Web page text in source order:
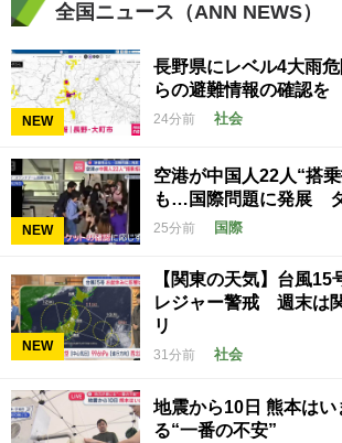
全国ニュース（ANN NEWS）
NEW
長野県にレベル4大雨
らの避難情報の確認を
24分前 社会
NEW
空港が中国人22人“搭
も…国際問題に発展
25分前 国際
NEW
【関東の天気】台風
レジャー警戒 週末は
リ
31分前 社会
地震から10日 熊本は
る“一番の不安”